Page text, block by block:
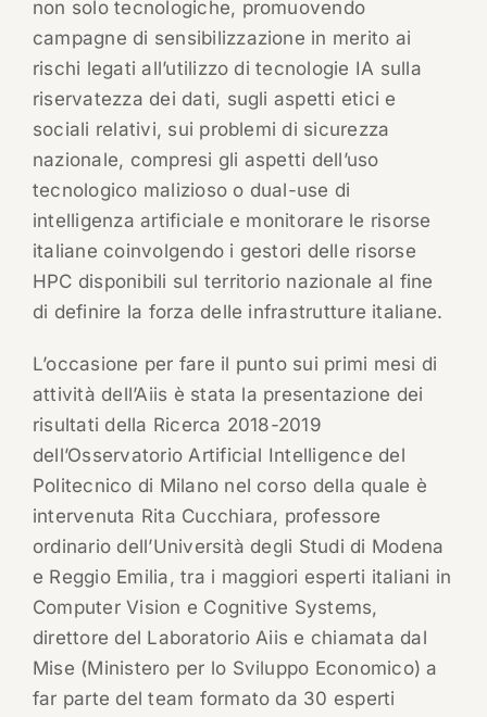
non solo tecnologiche, promuovendo
campagne di sensibilizzazione in merito ai
rischi legati all’utilizzo di tecnologie IA sulla
riservatezza dei dati, sugli aspetti etici e
sociali relativi, sui problemi di sicurezza
nazionale, compresi gli aspetti dell’uso
tecnologico malizioso o dual-use di
intelligenza artificiale e monitorare le risorse
italiane coinvolgendo i gestori delle risorse
HPC disponibili sul territorio nazionale al fine
di definire la forza delle infrastrutture italiane.
L’occasione per fare il punto sui primi mesi di
attività dell’Aiis è stata la presentazione dei
risultati della Ricerca 2018-2019
dell’Osservatorio Artificial Intelligence del
Politecnico di Milano nel corso della quale è
intervenuta Rita Cucchiara, professore
ordinario dell’Università degli Studi di Modena
e Reggio Emilia, tra i maggiori esperti italiani in
Computer Vision e Cognitive Systems,
direttore del Laboratorio Aiis e chiamata dal
Mise (Ministero per lo Sviluppo Economico) a
far parte del team formato da 30 esperti